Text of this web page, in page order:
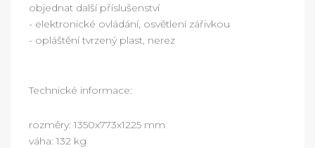
objednat další příslušenství
- elektronické ovládání, osvětlení zářivkou
- opláštění tvrzený plast, nerez
Technické informace:
rozměry: 1350x773x1225 mm
váha: 132 kg